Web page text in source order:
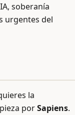
soberanía
urgentes del
la
porSapiens.